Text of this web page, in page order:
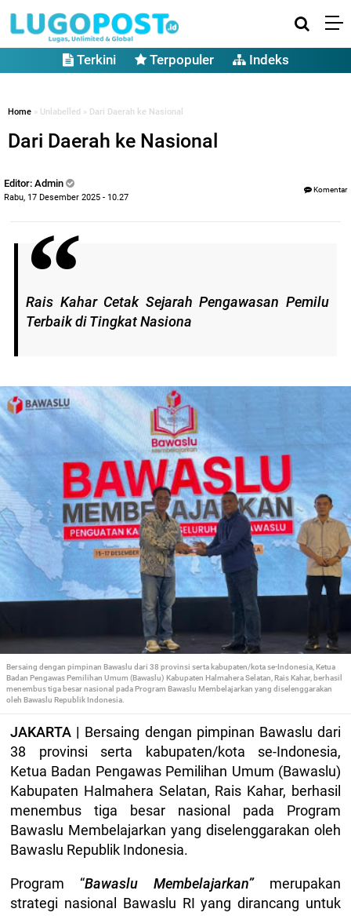
Terkini Terpopuler Indeks
Home » Unlabelled » Dari Daerah ke Nasional
Dari Daerah ke Nasional
Editor: Admin
Rabu, 17 Desember 2025 - 10.27
Komentar
Rais Kahar Cetak Sejarah Pengawasan Pemilu
Terbaik di Tingkat Nasiona
Bersaing dengan pimpinan Bawaslu dari 38 provinsi serta kabupaten/kota se-Indonesia, Ketua
Badan Pengawas Pemilihan Umum (Bawaslu) Kabupaten Halmahera Selatan, Rais Kahar, berhasil
menembus tiga besar nasional pada Program Bawaslu Membelajarkan yang diselenggarakan
oleh Bawaslu Republik Indonesia.
JAKARTA | Bersaing dengan pimpinan Bawaslu dari
38 provinsi serta kabupaten/kota se-Indonesia,
Ketua Badan Pengawas Pemilihan Umum (Bawaslu)
Kabupaten Halmahera Selatan, Rais Kahar, berhasil
menembus tiga besar nasional pada Program
Bawaslu Membelajarkan yang diselenggarakan oleh
Bawaslu Republik Indonesia.
Program “Bawaslu Membelajarkan”merupakan
strategi nasional Bawaslu RI yang dirancang untuk